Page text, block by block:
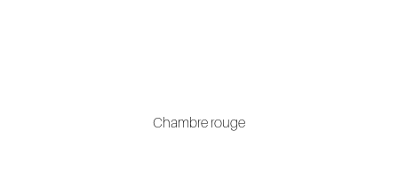
Chambre rouge